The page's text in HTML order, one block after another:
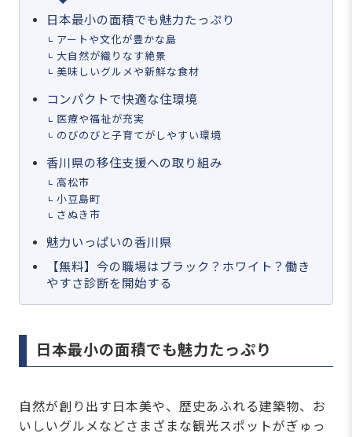
日本最小の面積でも魅力たっぷり
アートや文化が豊かな島
大自然が織りなす絶景
美味しいグルメや新鮮な食材
コンパクトで快適な住環境
医療や福祉が充実
のびのびと子育てがしやすい環境
香川県の移住支援への取り組み
高松市
小豆島町
さぬき市
魅力いっぱいの香川県
【無料】今の職場はブラック？ホワイト？働き
やすさ診断を開始する
日本最小の面積でも魅力たっぷり
自然が創り出す日本美や、歴史あふれる建築物、お
いしいグルメなどさまざまな観光スポットがぎゅっ